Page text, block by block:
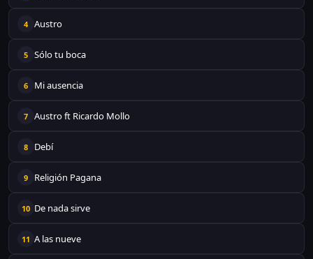
4 Austro
5 Sólo tu boca
6 Mi ausencia
7 Austro ft Ricardo Mollo
8 Debí
9 Religión Pagana
10 De nada sirve
11 A las nueve